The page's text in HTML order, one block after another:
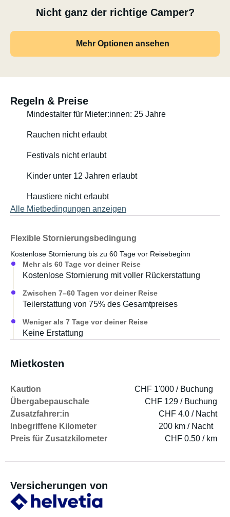
Nicht ganz der richtige Camper?
Mehr Optionen ansehen
Regeln & Preise
Mindestalter für Mieter:innen: 25 Jahre
Rauchen nicht erlaubt
Festivals nicht erlaubt
Kinder unter 12 Jahren erlaubt
Haustiere nicht erlaubt
Alle Mietbedingungen anzeigen
Flexible Stornierungsbedingung
Kostenlose Stornierung bis zu 60 Tage vor Reisebeginn
Mehr als 60 Tage vor deiner Reise
Kostenlose Stornierung mit voller Rückerstattung
Zwischen 7–60 Tagen vor deiner Reise
Teilerstattung von 75% des Gesamtpreises
Weniger als 7 Tage vor deiner Reise
Keine Erstattung
Mietkosten
Kaution
CHF 1'000 / Buchung
Übergabepauschale
CHF 129 / Buchung
Zusatzfahrer:in
CHF 4.0 / Nacht
Inbegriffene Kilometer
200 km / Nacht
Preis für Zusatzkilometer
CHF 0.50 / km
Versicherungen von